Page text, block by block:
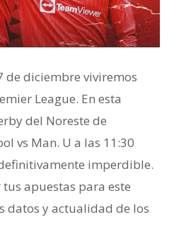
de diciembre viviremos
League. En esta
del Noreste de
vs Man. U a las 11:30
imperdible.
tus apuestas para este
datos y actualidad de los